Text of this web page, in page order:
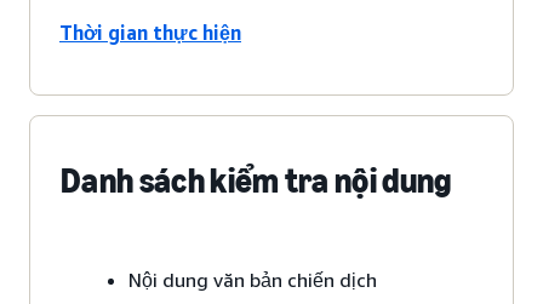
Thời gian thực hiện
Danh sách kiểm tra nội dung
Nội dung văn bản chiến dịch